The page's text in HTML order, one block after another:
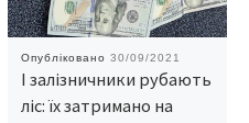
Опубліковано 30/09/2021
І залізничники рубають
ліс: їх затримано на